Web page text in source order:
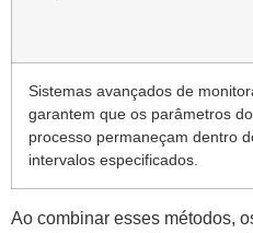
Sistemas avançados de
garantem que os parâmetros do
processo permaneçam dentro
intervalos especificados.
Ao combinar esses métodos,